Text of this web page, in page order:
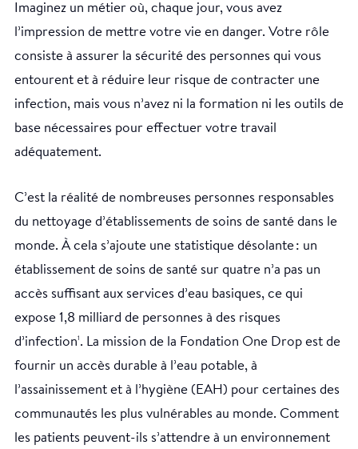
Imaginez un métier où, chaque jour, vous avez
l’impression de mettre votre vie en danger. Votre rôle
consiste à assurer la sécurité des personnes qui vous
entourent et à réduire leur risque de contracter une
infection, mais vous n’avez ni la formation ni les outils de
base nécessaires pour effectuer votre travail
adéquatement.
C’est la réalité de nombreuses personnes responsables
du nettoyage d’établissements de soins de santé dans le
monde. À cela s’ajoute une statistique désolante : un
établissement de soins de santé sur quatre n’a pas un
accès suffisant aux services d’eau basiques, ce qui
expose 1,8 milliard de personnes à des risques
d’infection1 . La mission de la Fondation One Drop est de
fournir un accès durable à l’eau potable, à
l’assainissement et à l’hygiène (EAH) pour certaines des
communautés les plus vulnérables au monde. Comment
les patients peuvent-ils s’attendre à un environnement